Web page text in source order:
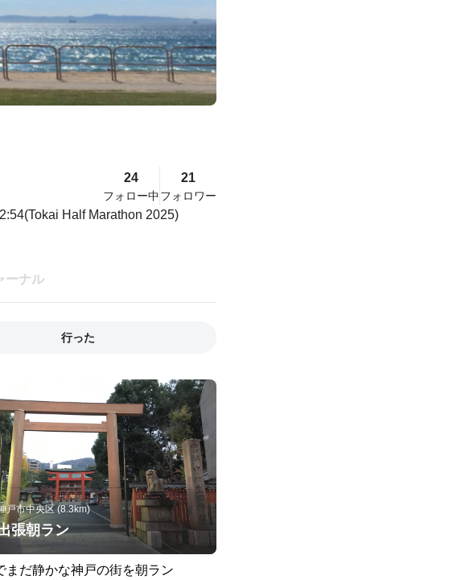
24
フォロー中
21
フォロワー
Half Marathon 2025)
ーナル
行った
戸市中央区 (8.3km)
張朝ラン
まだ静かな神戸の街を朝ラン